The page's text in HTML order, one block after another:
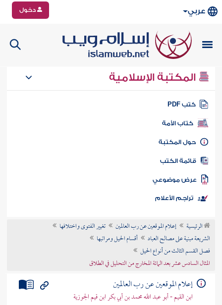
عربي دخول
المكتبة الإسلامية
كتب PDF
كتاب الأمة
المكتبة
الكتب
موضوعي
تراجم الأعلام
الرئيسية إعلام الموقعين عن رب العالمين
تغيير الفتوى واختلافها
الشريعة مبنية على مصالح العباد
أقسام الحيل ومراتبها
فصل القسم الثالث من أنواع الحيل
المثال السادس عشر بعد المائة المخارج من التحليل في الطلاق
إعلام الموقعين عن رب العالمين
ابن القيم - أبو عبد الله محمد بن أبي بكر ابن قيم الجوزية